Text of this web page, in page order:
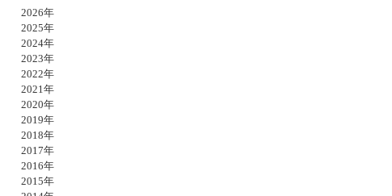
2026年
2025年
2024年
2023年
2022年
2021年
2020年
2019年
2018年
2017年
2016年
2015年